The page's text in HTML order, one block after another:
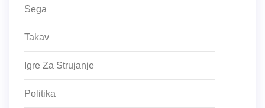
Sega
Takav
Igre Za Strujanje
Politika